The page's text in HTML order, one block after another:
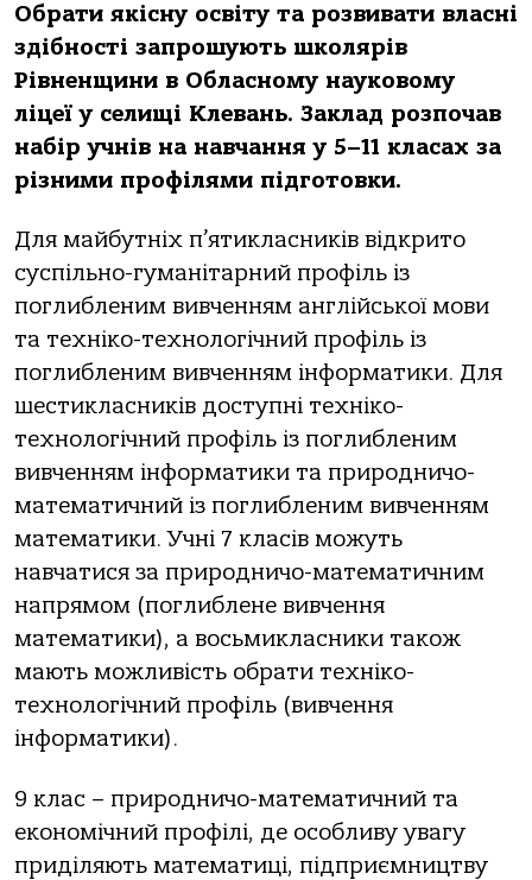
Обрати якісну освіту та розвивати власні
здібності запрошують школярів
Рівненщини в Обласному науковому
ліцеї у селищі Клевань. Заклад розпочав
набір учнів на навчання у 5–11 класах за
різними профілями підготовки.
Для майбутніх п’ятикласників відкрито
суспільно-гуманітарний профіль із
поглибленим вивченням англійської мови
та техніко-технологічний профіль із
поглибленим вивченням інформатики. Для
шестикласників доступні техніко-
технологічний профіль із поглибленим
вивченням інформатики та природничо-
математичний із поглибленим вивченням
математики. Учні 7 класів можуть
навчатися за природничо-математичним
напрямом (поглиблене вивчення
математики), а восьмикласники також
мають можливість обрати техніко-
технологічний профіль (вивчення
інформатики).
9 клас – природничо-математичний та
економічний профілі, де особливу увагу
приділяють математиці, підприємництву